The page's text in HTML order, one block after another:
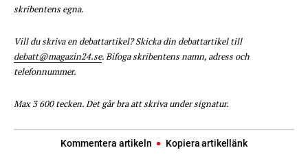
skribentens egna.
Vill du skriva en debattartikel? Skicka din debattartikel till
debatt@magazin24.se. Bifoga skribentens namn, adress och
telefonnummer.
Max 3 600 tecken. Det går bra att skriva under signatur.
Kommentera artikeln Kopiera artikellänk